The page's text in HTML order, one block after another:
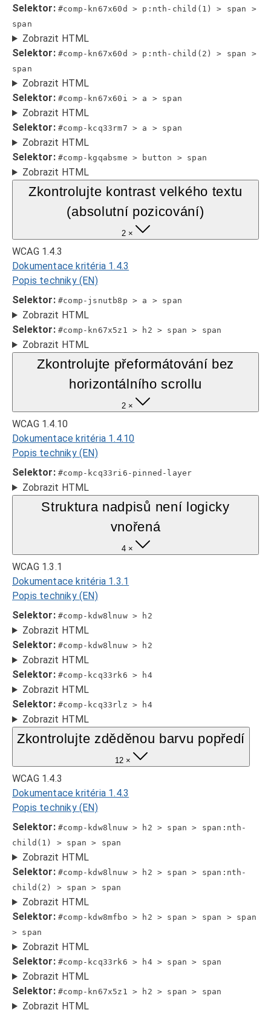
Selektor: #comp-kn67x60d > p:nth-child(1) > span >
span
Zobrazit HTML
Selektor: #comp-kn67x60d > p:nth-child(2) > span >
span
Zobrazit HTML
Selektor: #comp-kn67x60i > a > span
Zobrazit HTML
Selektor: #comp-kcq33rm7 > a > span
Zobrazit HTML
Selektor: #comp-kgqabsme > button > span
Zobrazit HTML
Zkontrolujte kontrast velkého textu
(absolutní pozicování)
2 ×
WCAG 1.4.3
Dokumentace kritéria 1.4.3
Popis techniky (EN)
Selektor: #comp-jsnutb8p > a > span
Zobrazit HTML
Selektor: #comp-kn67x5z1 > h2 > span > span
Zobrazit HTML
Zkontrolujte přeformátování bez
horizontálního scrollu
2 ×
WCAG 1.4.10
Dokumentace kritéria 1.4.10
Popis techniky (EN)
Selektor: #comp-kcq33ri6-pinned-layer
Zobrazit HTML
Struktura nadpisů není logicky
vnořená
4 ×
WCAG 1.3.1
Dokumentace kritéria 1.3.1
Popis techniky (EN)
Selektor: #comp-kdw8lnuw > h2
Zobrazit HTML
Selektor: #comp-kdw8lnuw > h2
Zobrazit HTML
Selektor: #comp-kcq33rk6 > h4
Zobrazit HTML
Selektor: #comp-kcq33rlz > h4
Zobrazit HTML
Zkontrolujte zděděnou barvu popředí
12 ×
WCAG 1.4.3
Dokumentace kritéria 1.4.3
Popis techniky (EN)
Selektor: #comp-kdw8lnuw > h2 > span > span:nth-
child(1) > span > span
Zobrazit HTML
Selektor: #comp-kdw8lnuw > h2 > span > span:nth-
child(2) > span > span
Zobrazit HTML
Selektor: #comp-kdw8mfbo > h2 > span > span > span
> span
Zobrazit HTML
Selektor: #comp-kcq33rk6 > h4 > span > span
Zobrazit HTML
Selektor: #comp-kn67x5z1 > h2 > span > span
Zobrazit HTML